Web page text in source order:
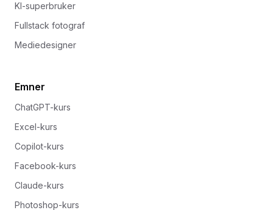
KI-superbruker
Fullstack fotograf
Mediedesigner
Emner
ChatGPT-kurs
Excel-kurs
Copilot-kurs
Facebook-kurs
Claude-kurs
Photoshop-kurs